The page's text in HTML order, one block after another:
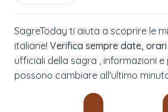
SagreToday ti aiuta a scoprire le
italiane! Verifica sempre date,
ufficiali della sagra , informazioni
possono cambiare all'ultimo